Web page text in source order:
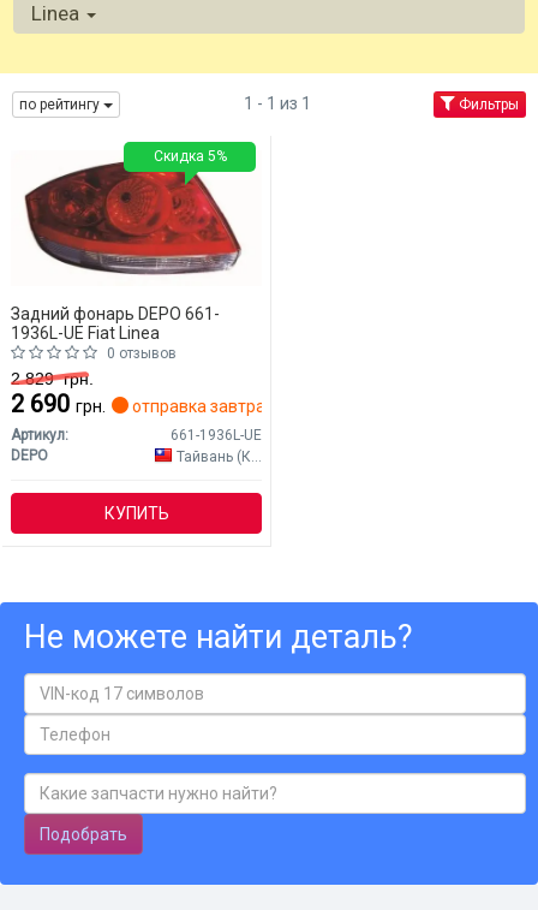
Linea
по рейтингу 1 - 1 из 1 Фильтры
Задний фонарь DEPO 661-
1936L-UE Fiat Linea
0 отзывов
2 829грн.
2 690 грн. отправка завтра
Артикул:
661-1936L-UE
DEPO
Тайвань (Китай)
КУПИТЬ
Скидка 5%
Не можете найти деталь?
Подобрать